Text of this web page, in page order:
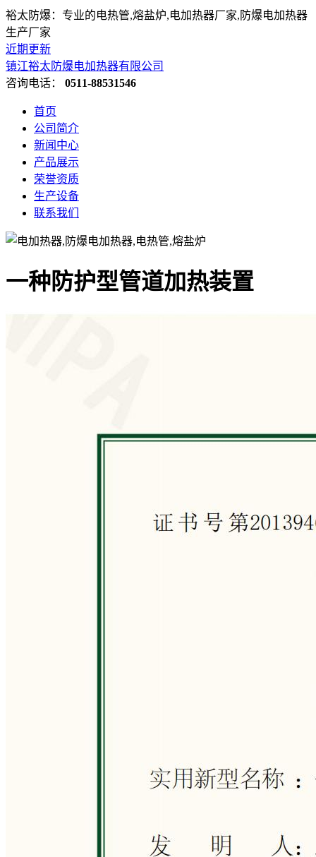
裕太防爆：专业的电热管,熔盐炉,电加热器厂家,防爆电加热器
生产厂家
近期更新
镇江裕太防爆电加热器有限公司
咨询电话： 0511-88531546
首页
公司简介
新闻中心
产品展示
荣誉资质
生产设备
联系我们
一种防护型管道加热装置